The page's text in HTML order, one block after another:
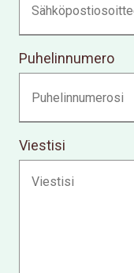
Puhelinnumero
Viestisi